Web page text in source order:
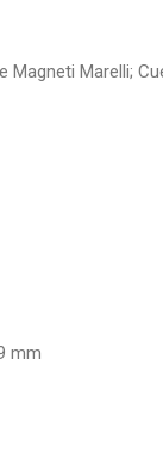
Marelli;
mm